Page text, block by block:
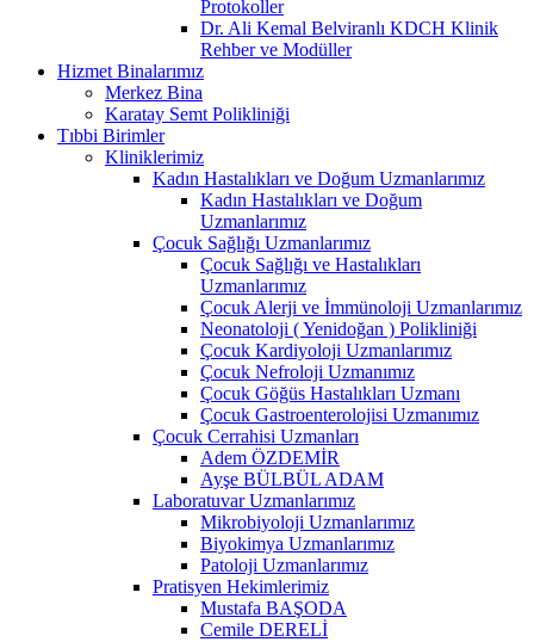
Protokoller
Dr. Ali Kemal Belviranlı KDCH Klinik
Rehber ve Modüller
Hizmet Binalarımız
Merkez Bina
Karatay Semt Polikliniği
Tıbbi Birimler
Kliniklerimiz
Kadın Hastalıkları ve Doğum Uzmanlarımız
Kadın Hastalıkları ve Doğum
Uzmanlarımız
Çocuk Sağlığı Uzmanlarımız
Çocuk Sağlığı ve Hastalıkları
Uzmanlarımız
Çocuk Alerji ve İmmünoloji Uzmanlarımız
Neonatoloji ( Yenidoğan ) Polikliniği
Çocuk Kardiyoloji Uzmanlarımız
Çocuk Nefroloji Uzmanımız
Çocuk Göğüs Hastalıkları Uzmanı
Çocuk Gastroenterolojisi Uzmanımız
Çocuk Cerrahisi Uzmanları
Adem ÖZDEMİR
Ayşe BÜLBÜL ADAM
Laboratuvar Uzmanlarımız
Mikrobiyoloji Uzmanlarımız
Biyokimya Uzmanlarımız
Patoloji Uzmanlarımız
Pratisyen Hekimlerimiz
Mustafa BAŞODA
Cemile DERELİ